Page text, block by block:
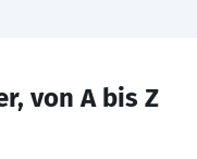
von A bis Z